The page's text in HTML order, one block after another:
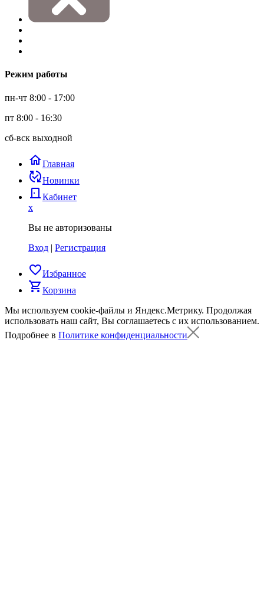
Режим работы
пн-чт 8:00 - 17:00
пт 8:00 - 16:30
сб-вск выходной
homeГлавная
published_with_changesНовинки
door_back Кабинет
x
Вы не авторизованы
Вход | Регистрация
favorite_borderИзбранное
shopping_cartКорзина
Мы используем cookie-файлы и Яндекс.Метрику. Продолжая
использовать наш сайт, Вы соглашаетесь с их использованием.
Подробнее в Политике конфиденциальности